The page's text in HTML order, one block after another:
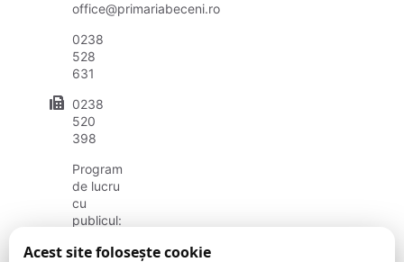
office@primariabeceni.ro
0238
528
631
0238
520
398
Program
de lucru
cu
publicul:
vineri
Acest site folosește cookie